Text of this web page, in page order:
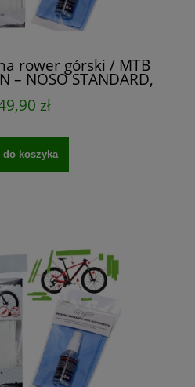
rower górski / MTB
– NOSO STANDARD,
zł
do koszyka